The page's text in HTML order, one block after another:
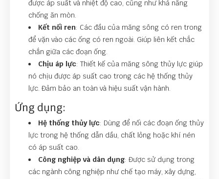
được áp suất và nhiệt độ cao, cũng như khả năng
chống ăn mòn.
Kết nối ren: Các đầu của măng sông có ren trong
để vặn vào các ống có ren ngoài. Giúp liên kết chắc
chắn giữa các đoạn ống.
Chịu áp lực: Thiết kế của măng sông thủy lực giúp
nó chịu được áp suất cao trong các hệ thống thủy
lực. Đảm bảo an toàn và hiệu suất vận hành.
Ứng dụng:
Hệ thống thủy lực: Dùng để nối các đoạn ống thủy
lực trong hệ thống dẫn dầu, chất lỏng hoặc khí nén
có áp suất cao.
Công nghiệp và dân dụng: Được sử dụng trong
các ngành công nghiệp như chế tạo máy, xây dựng,